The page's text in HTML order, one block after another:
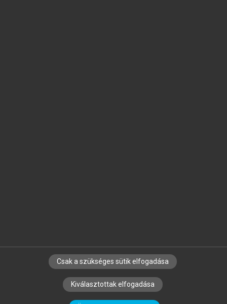
SZERZŐKNEK CÉGEKNEK KÖNYVTÁROSOKNAK
SZERKESZTÉSI ÉS LEKTORÁLÁSI ALAPELVEK
Csak a szükséges sütik elfogadása
Kiválasztottak elfogadása